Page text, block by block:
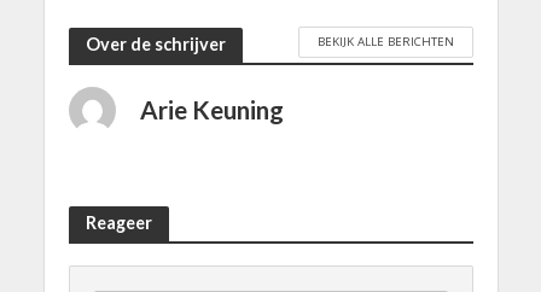
Over de schrijver BEKIJK ALLE BERICHTEN
Arie Keuning
Reageer